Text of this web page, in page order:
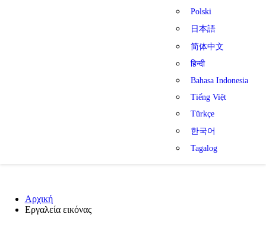
Polski
日本語
简体中文
हिन्दी
Bahasa Indonesia
Tiếng Việt
Türkçe
한국어
Tagalog
Αρχική
Εργαλεία εικόνας